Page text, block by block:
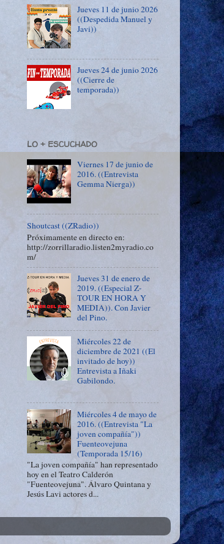
Jueves 11 de junio 2026
((Despedida Manuel y
Javi))
Jueves 24 de junio 2026
((Cierre de
temporada))
LO + ESCUCHADO
Viernes 17 de junio de
2016. ((Entrevista
Gemma Nierga))
Shoutcast ((ZRadio))
Próximamente en directo en:
http://zorrillaradio.listen2myradio.co
m/
Jueves 31 de enero de
2019. ((Especial Z-
TOUR EN HORA Y
MEDIA)). Con Javier
del Pino.
Miércoles 22 de
diciembre de 2021 ((El
invitado de hoy))
Entrevista a Iñaki
Gabilondo.
Miércoles 4 de mayo de
2016. ((Entrevista "La
joven compañía"))
Fuenteovejuna
(Temporada 15/16)
"La joven compañía" han representado
hoy en el Teatro Calderón
"Fuenteovejuna". Álvaro Quintana y
Jesús Lavi actores d...